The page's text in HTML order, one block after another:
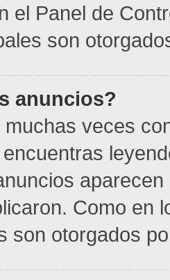
el Panel de
son
anuncios?
veces
Como en
son otorgados